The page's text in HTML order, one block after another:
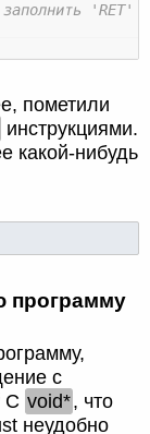
'RET'
пометили
инструкциями.
какой-нибудь
программу
с
С void*, что
неудобно